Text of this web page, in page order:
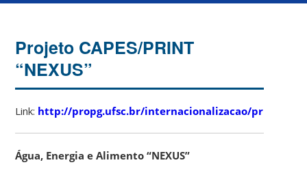
Projeto CAPES/PRINT
“NEXUS”
Link: http://propg.ufsc.br/internacionalizacao/print/
Água, Energia e Alimento “NEXUS”